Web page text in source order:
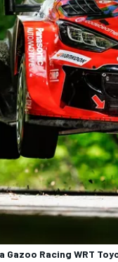
Racing WRT